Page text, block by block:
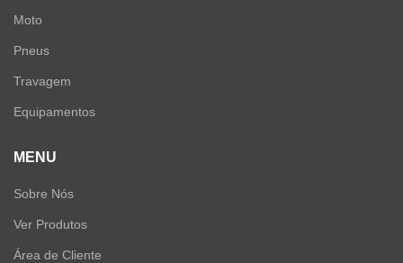
Moto
Pneus
Travagem
Equipamentos
MENU
Sobre Nós
Ver Produtos
Área de Cliente